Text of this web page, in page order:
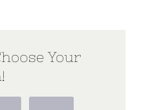
Your